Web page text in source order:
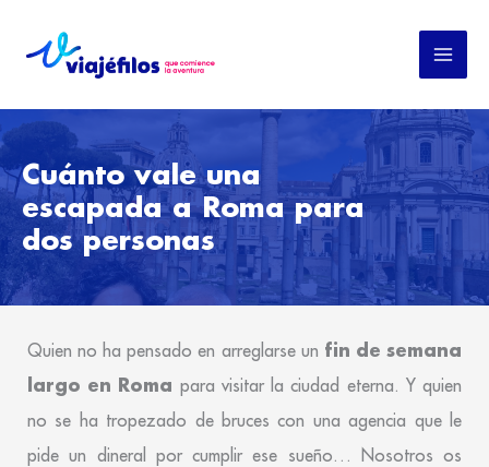
Cuánto vale una
escapada a Roma para
dos personas
Quien no ha pensado en arreglarse un fin de semana
largo en Roma para visitar la ciudad eterna. Y quien
no se ha tropezado de bruces con una agencia que le
pide un dineral por cumplir ese sueño… Nosotros os